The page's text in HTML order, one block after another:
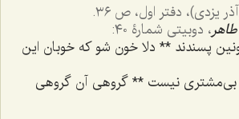
یزدی)، دفتر اول، ص ٣٦.
طاهر، دوبیتی شمارۀ ٤٠:
پسندند ** دلا خون شو که خوبان این
بی‌مشتری نیست ** گروهی آن گروهی